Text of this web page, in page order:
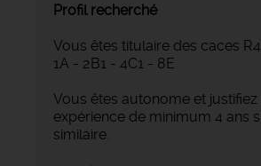
Profil recherché
Vous êtes titulaire des caces
1A - 2B1 - 4C1 - 8E
Vous êtes autonome et
expérience de minimum 4 ans
similaire.